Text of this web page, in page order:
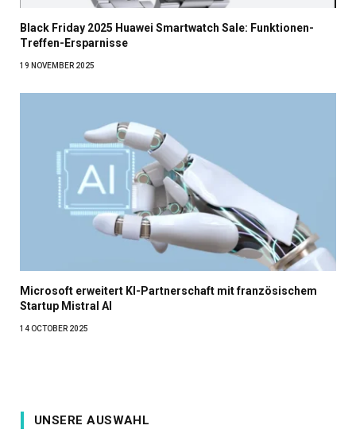
Black Friday 2025 Huawei Smartwatch Sale: Funktionen-
Treffen-Ersparnisse
19 NOVEMBER 2025
Microsoft erweitert KI-Partnerschaft mit französischem
Startup Mistral AI
14 OCTOBER 2025
UNSERE AUSWAHL